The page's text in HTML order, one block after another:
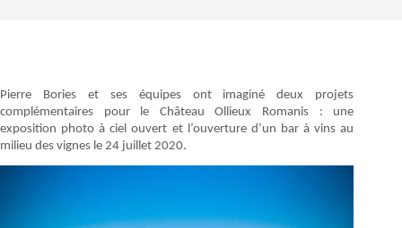
Pierre Bories et ses équipes ont imaginé deux projets
complémentaires pour le Château Ollieux Romanis : une
exposition photo à ciel ouvert et l’ouverture d’un bar à vins au
milieu des vignes le 24 juillet 2020.